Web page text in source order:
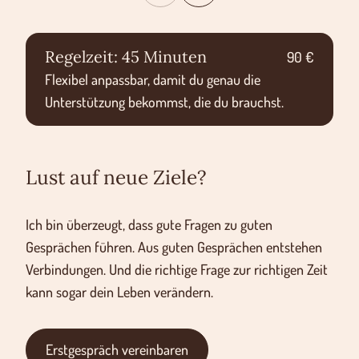
Regelzeit: 45 Minuten
90 €
Flexibel anpassbar, damit du genau die
Unterstützung bekommst, die du brauchst.
Lust auf neue Ziele?
Ich bin überzeugt, dass gute Fragen zu guten
Gesprächen führen. Aus guten Gesprächen entstehen
Verbindungen. Und die richtige Frage zur richtigen Zeit
kann sogar dein Leben verändern.
Erstgespräch vereinbaren